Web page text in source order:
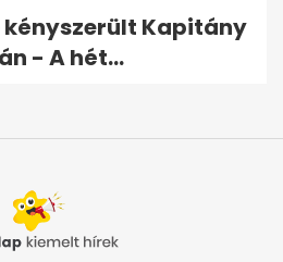
kényszerült Kapitány
- A hét...